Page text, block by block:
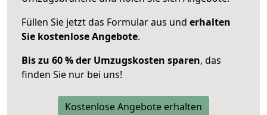
Füllen Sie jetzt das Formular aus und erhalten
Sie kostenlose Angebote.
Bis zu 60 % der Umzugskosten sparen, das
finden Sie nur bei uns!
Kostenlose Angebote erhalten